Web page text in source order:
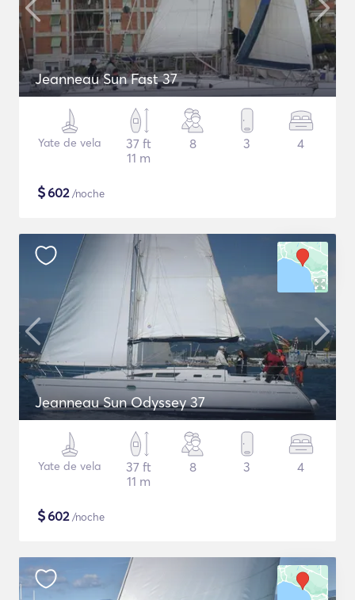
Jeanneau Sun Fast 37
Yate de vela
37 ft
11 m
8 3 4
$602/noche
Jeanneau Sun Odyssey 37
Yate de vela
37 ft
11 m
8 3 4
$602/noche